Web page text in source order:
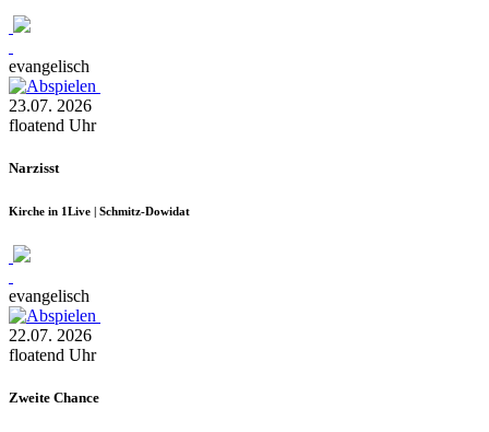
evangelisch
23.07. 2026
floatend Uhr
Narzisst
Kirche in 1Live | Schmitz-Dowidat
evangelisch
22.07. 2026
floatend Uhr
Zweite Chance